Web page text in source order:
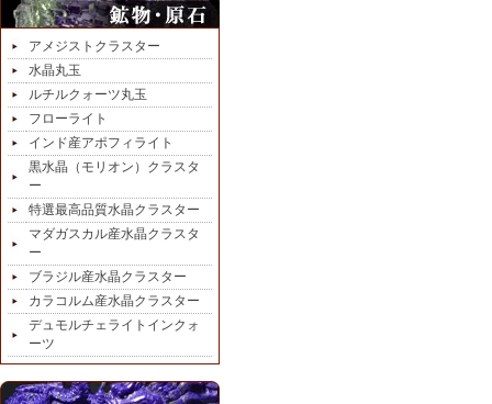
アメジストクラスター
水晶丸玉
ルチルクォーツ丸玉
フローライト
インド産アポフィライト
黒水晶（モリオン）クラスタ
ー
特選最高品質水晶クラスター
マダガスカル産水晶クラスタ
ー
ブラジル産水晶クラスター
カラコルム産水晶クラスター
デュモルチェライトインクォ
ーツ